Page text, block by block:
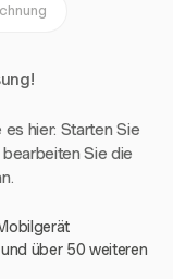
es hier: Starten Sie
bearbeiten Sie die
über 50 weiteren